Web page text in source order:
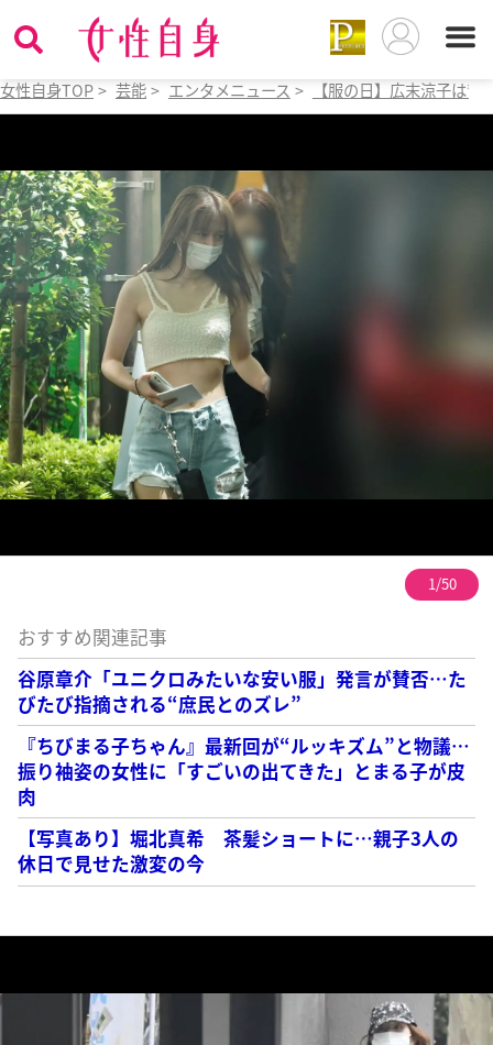
女性自身TOP > 芸能 > エンタメニュース > 【服の日】広末涼子は
1/50
おすすめ関連記事
谷原章介「ユニクロみたいな安い服」発言が賛否…た
びたび指摘される“庶民とのズレ”
『ちびまる子ちゃん』最新回が“ルッキズム”と物議…
振り袖姿の女性に「すごいの出てきた」とまる子が皮
肉
【写真あり】堀北真希 茶髪ショートに…親子3人の
休日で見せた激変の今